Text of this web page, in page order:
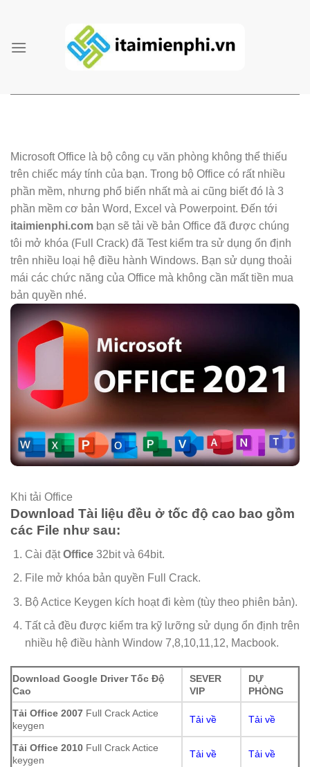
content
Microsoft Office là bộ công cụ văn phòng không thể thiếu
trên chiếc máy tính của bạn. Trong bộ Office có rất nhiều
phần mềm, nhưng phổ biến nhất mà ai cũng biết đó là 3
phần mềm cơ bản Word, Excel và Powerpoint. Đến tới
itaimienphi.com bạn sẽ tải về bản Office đã được chúng
tôi mở khóa (Full Crack) đã Test kiểm tra sử dụng ổn định
trên nhiều loại hệ điều hành Windows. Bạn sử dụng thoải
mái các chức năng của Office mà không cần mất tiền mua
bản quyền nhé.
Khi tải Office
Download Tài liệu đều ở tốc độ cao bao gồm
các File như sau:
Cài đặtOffice32bit và 64bit.
File mở khóa bản quyền Full Crack.
Bộ Actice Keygen kích hoạt đi kèm (tùy theo phiên bản).
Tất cả đều được kiểm tra kỹ lưỡng sử dụng ổn định trên
nhiều hệ điều hành Window 7,8,10,11,12, Macbook.
Download Google Driver Tốc Độ
Cao
SEVER
VIP
DỰ
PHÒNG
Tải Office 2007 Full Crack Actice
keygen
Tải về Tải về
Tải Office 2010 Full Crack Actice
keygen
Tải về Tải về